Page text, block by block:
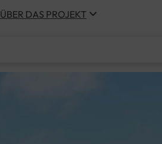
ÜBER DAS PROJEKT